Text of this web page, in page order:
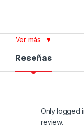
Ver más ▼
Reseñas
Only logged
review.